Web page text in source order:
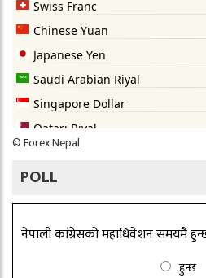
©Forex Nepal
POLL
नेपाली कांग्रेसको महाधिवेशन समयमै
हुन्छ